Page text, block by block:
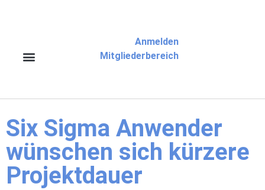
Anmelden
Mitgliederbereich
Six Sigma Anwender
wünschen sich kürzere
Projektdauer